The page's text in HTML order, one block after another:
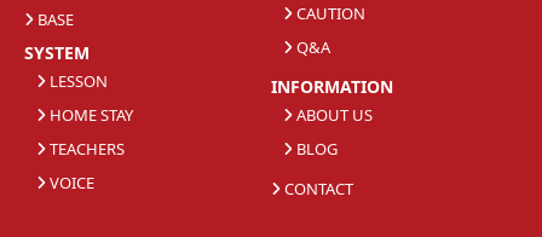
BASE
SYSTEM
LESSON
HOME STAY
TEACHERS
VOICE
CAUTION
Q&A
INFORMATION
ABOUT US
BLOG
CONTACT